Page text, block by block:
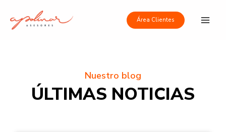
contenido
Área Clientes
Nuestro blog
ÚLTIMAS NOTICIAS